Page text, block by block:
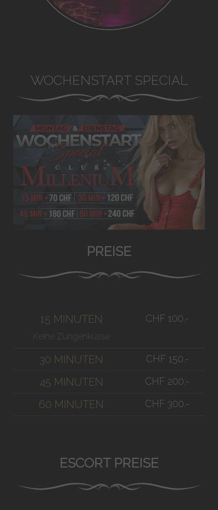
WOCHENSTART SPECIAL
PREISE
15 MINUTEN
Keine Zungenküsse
CHF 100.-
30 MINUTEN CHF 150.-
45 MINUTEN CHF 200.-
60 MINUTEN CHF 300.-
ESCORT PREISE